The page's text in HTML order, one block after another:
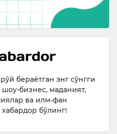
бераётган энг сўнгги
шоу-бизнес, маданият,
ва илм-фан
бўлинг!